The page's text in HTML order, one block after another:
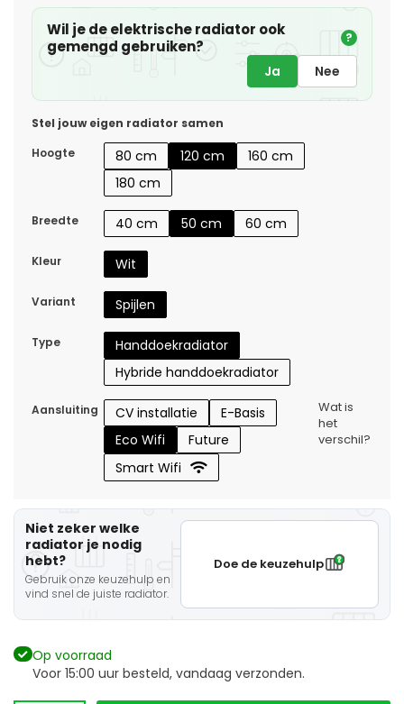
Wil je de elektrische radiator ook
gemengd gebruiken?
?
Ja Nee
Stel jouw eigen radiator samen
Hoogte
80 cm 120 cm
160 cm
180 cm
Breedte 40 cm 50 cm 60 cm
Kleur Wit
Variant Spijlen
Type
Handdoekradiator
Hybride handdoekradiator
Aansluiting CV installatie
E-Basis
Eco Wifi
Future
Smart Wifi
Wat is
het
verschil?
Niet zeker welke
radiator je nodig
hebt?
Gebruik onze keuzehulp en
vind snel de juiste radiator.
Doe de keuzehulp
Op voorraad
Voor 15:00 uur besteld, vandaag verzonden.